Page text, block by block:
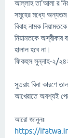
আল্লাহ তা'আলা র
সমূহের মধ্যে অন্যতম
বিবাহ নামক
নিয়ামতকে অস্বীকার
হালাল হবে না।
ফিকহুস সুন্নাহ-২/
সুতরাং বিনা কারণে
আখেরাতে অবশ্যই
আরো জানুনঃ
https://